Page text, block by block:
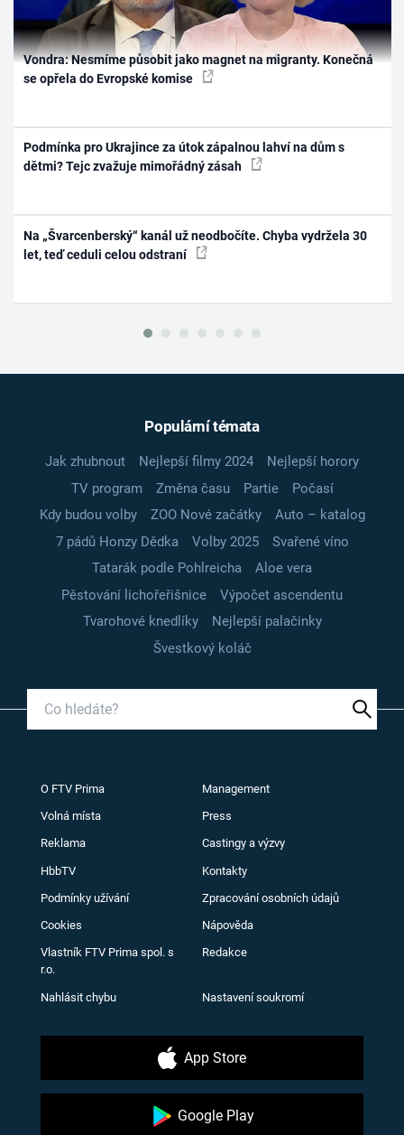
Vondra: Nesmíme působit jako magnet na migranty. Konečná
se opřela do Evropské komise
Podmínka pro Ukrajince za útok zápalnou lahví na dům s
dětmi? Tejc zvažuje mimořádný zásah
Na „Švarcenberský“ kanál už neodbočíte. Chyba vydržela 30
let, teď ceduli celou odstraní
Populární témata
Jak zhubnout Nejlepší filmy 2024
Nejlepší horory
TV program
Změna času Partie
Počasí
Kdy budou volby
ZOO Nové začátky
Auto – katalog
7 pádů Honzy Dědka
Volby 2025
Svařené víno
Tatarák podle Pohlreicha
Aloe vera
Pěstování lichořeřišnice
Výpočet ascendentu
Tvarohové knedlíky
Nejlepší palačinky
Švestkový koláč
O FTV Prima Management
Volná místa Press
Reklama Castingy a výzvy
HbbTV Kontakty
Podmínky užívání Zpracování osobních údajů
Cookies Nápověda
Vlastník FTV Prima spol. s
r.o.
Redakce
Nahlásit chybu Nastavení soukromí
App Store
Google Play